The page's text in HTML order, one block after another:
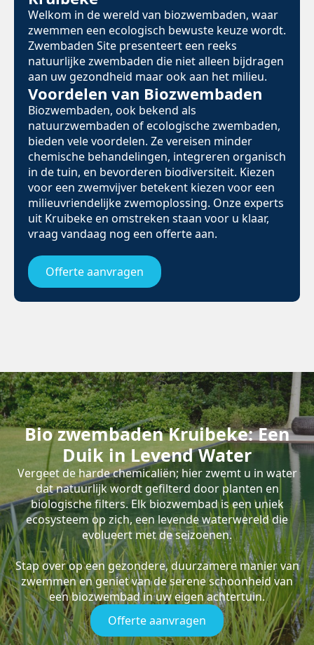
Welkom in de wereld van biozwembaden, waar
zwemmen een ecologisch bewuste keuze wordt.
Zwembaden Site presenteert een reeks
natuurlijke zwembaden die niet alleen bijdragen
aan uw gezondheid maar ook aan het milieu.
Voordelen van Biozwembaden
Biozwembaden, ook bekend als
natuurzwembaden of ecologische zwembaden,
bieden vele voordelen. Ze vereisen minder
chemische behandelingen, integreren organisch
in de tuin, en bevorderen biodiversiteit. Kiezen
voor een zwemvijver betekent kiezen voor een
milieuvriendelijke zwemoplossing. Onze experts
uit Kruibeke en omstreken staan voor u klaar,
vraag vandaag nog een offerte aan.
Offerte aanvragen
Bio zwembaden Kruibeke: Een
Duik in Levend Water
Vergeet de harde chemicaliën; hier zwemt u in water
dat natuurlijk wordt gefilterd door planten en
biologische filters. Elk biozwembad is een uniek
ecosysteem op zich, een levende waterwereld die
evolueert met de seizoenen.
Stap over op een gezondere, duurzamere manier van
zwemmen en geniet van de serene schoonheid van
een biozwembad in uw eigen achtertuin.
Offerte aanvragen